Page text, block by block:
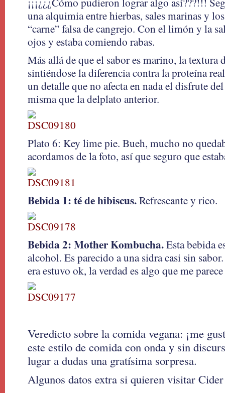
una alquimia entre hierbas, sales marinas y
“carne” falsa de cangrejo. Con el limón y la
ojos y estaba comiendo rabas.
Más allá de que el sabor es marino, la textura
sintiéndose la diferencia contra la proteína
un detalle que no afecta en nada el disfrute
misma que la delplato anterior.
Plato 6: Key lime pie. Bueh, mucho no
acordamos de la foto, así que seguro que
Bebida 1:té de hibiscus.Refrescante y rico.
Bebida 2: Mother Kombucha.Esta bebida
alcohol. Es parecido a una sidra casi sin
era estuvo ok, la verdad es algo que me
Veredicto sobre la comida vegana: ¡me
este estilo de comida con onda y sin
lugar a dudas una gratísima sorpresa.
Algunos datos extra si quieren visitar